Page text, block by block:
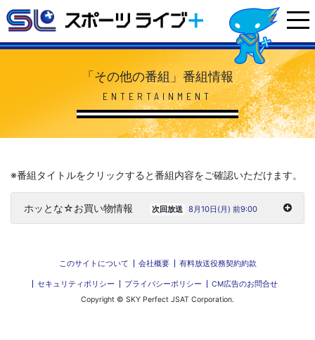
「その他の番組」番組情報
ENTERTAINMENT
※番組タイトルをクリックすると番組内容をご確認いただけます。
ホッとな☆お買い物情報 次回放送 8月10日(月) 前9:00
このサイトについて 会社概要 有料放送役務契約約款
セキュリティポリシー プライバシーポリシー
CM広告のお問合せ
Copyright © SKY Perfect JSAT Corporation.